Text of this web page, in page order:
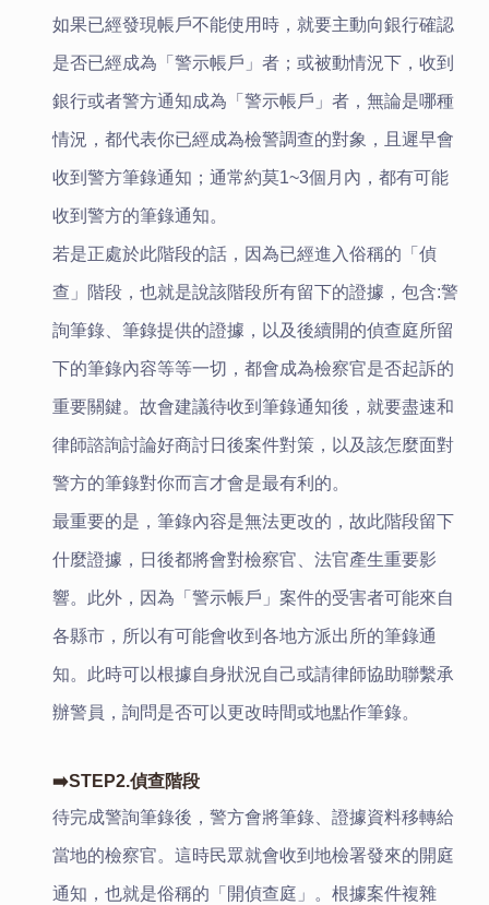
如果已經發現帳戶不能使用時，就要主動向銀行確認
是否已經成為「警示帳戶」者；或被動情況下，收到
銀行或者警方通知成為「警示帳戶」者，無論是哪種
情況，都代表你已經成為檢警調查的對象，且遲早會
收到警方筆錄通知；通常約莫1~3個月內，都有可能
收到警方的筆錄通知。
若是正處於此階段的話，因為已經進入俗稱的「偵
查」階段，也就是說該階段所有留下的證據，包含:警
詢筆錄、筆錄提供的證據，以及後續開的偵查庭所留
下的筆錄內容等等一切，都會成為檢察官是否起訴的
重要關鍵。故會建議待收到筆錄通知後，就要盡速和
律師諮詢討論好商討日後案件對策，以及該怎麼面對
警方的筆錄對你而言才會是最有利的。
最重要的是，筆錄內容是無法更改的，故此階段留下
什麼證據，日後都將會對檢察官、法官產生重要影
響。此外，因為「警示帳戶」案件的受害者可能來自
各縣市，所以有可能會收到各地方派出所的筆錄通
知。此時可以根據自身狀況自己或請律師協助聯繫承
辦警員，詢問是否可以更改時間或地點作筆錄。
➡️STEP2.偵查階段
待完成警詢筆錄後，警方會將筆錄、證據資料移轉給
當地的檢察官。這時民眾就會收到地檢署發來的開庭
通知，也就是俗稱的「開偵查庭」。根據案件複雜